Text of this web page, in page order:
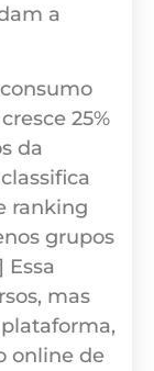
a
25%
da
ranking
grupos
Essa
mas
online de